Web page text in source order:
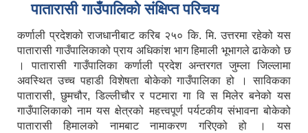
पातारासी गाउँपालिको संक्षिप्त परिचय
कर्णाली प्रदेशको राजधानीबाट करिब २५० कि. मि. उत्तरमा रहेको यस
पातारासी गाउँपालिकाको प्राय अधिकांश भाग हिमाली भूभागले ढाकेको छ
। पातारासी गाउँपालिका कर्णाली प्रदेश अन्तरगत जुम्ला जिल्लामा
अवस्थित उच्च पहाडी विशेषता बोकेको गाउँपालिका हो । साविकका
पातारासी, छुमचौर, डिल्लीचौर र पटमारा गा वि स मिलेर बनेको यस
गाउँपालिकाको नाम यस क्षेत्रको महत्त्वपूर्ण पर्यटकीय संभावना बोकेको
पातारासी हिमालको नामबाट नामाकरण गरिएको हो । यस